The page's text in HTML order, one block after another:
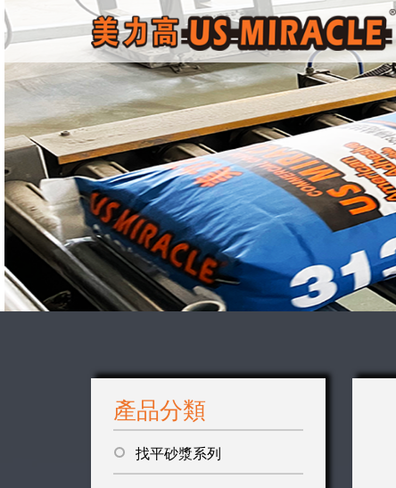
產品分類
找平砂漿系列